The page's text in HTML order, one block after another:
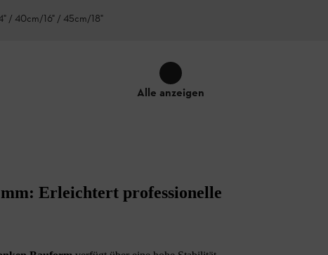
/ 40cm/16" / 45cm/18"
Alle anzeigen
Erleichtert professionelle